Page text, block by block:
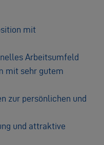
mit
Arbeitsumfeld
mit sehr gutem
zur persönlichen und
und attraktive